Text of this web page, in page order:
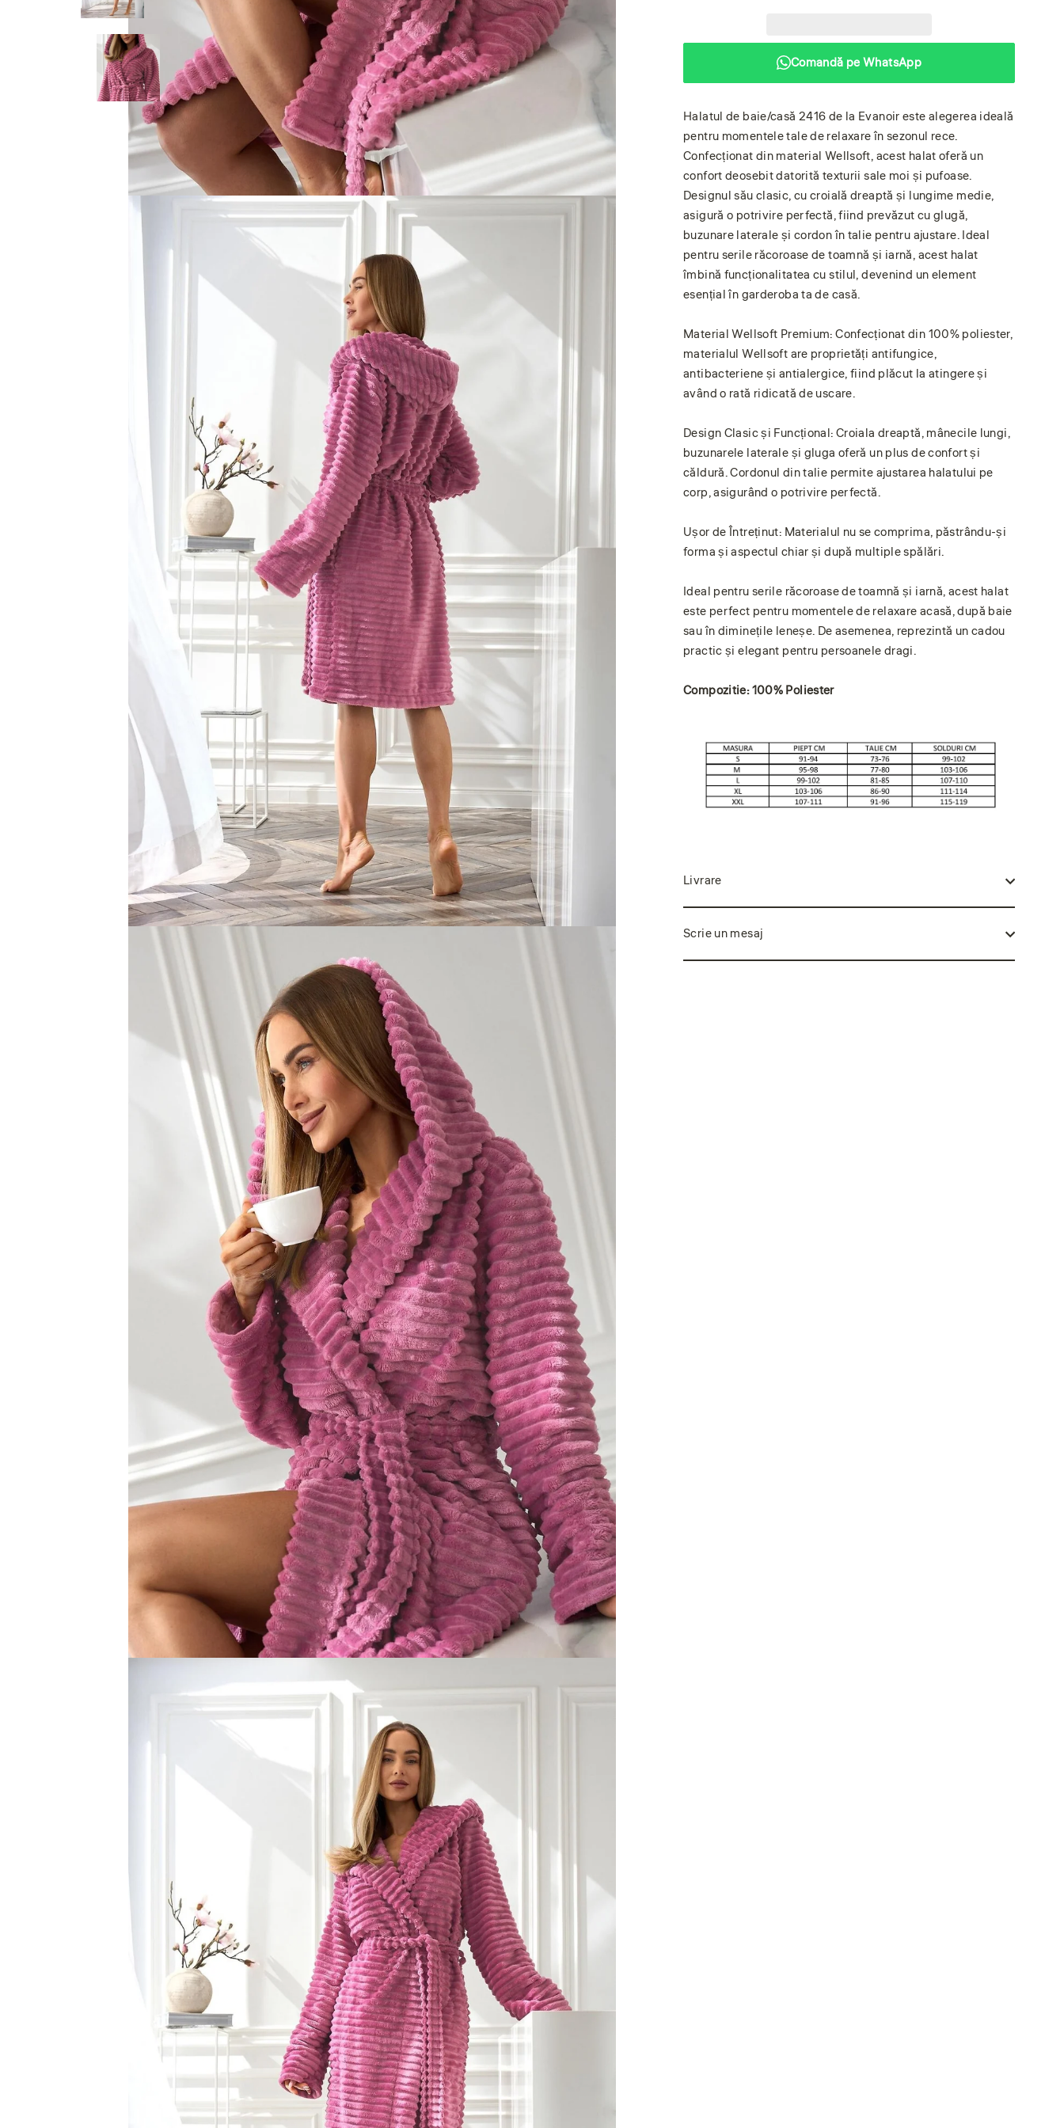
Comandă pe WhatsApp
Halatul de baie/casă 2416 de la Evanoir este alegerea ideală
pentru momentele tale de relaxare în sezonul rece.
Confecționat din material Wellsoft, acest halat oferă un
confort deosebit datorită texturii sale moi și pufoase.
Designul său clasic, cu croială dreaptă și lungime medie,
asigură o potrivire perfectă, fiind prevăzut cu glugă,
buzunare laterale și cordon în talie pentru ajustare. Ideal
pentru serile răcoroase de toamnă și iarnă, acest halat
îmbină funcționalitatea cu stilul, devenind un element
esențial în garderoba ta de casă.
Material Wellsoft Premium: Confecționat din 100% poliester,
materialul Wellsoft are proprietăți antifungice,
antibacteriene și antialergice, fiind plăcut la atingere și
având o rată ridicată de uscare.
Design Clasic și Funcțional: Croiala dreaptă, mânecile lungi,
buzunarele laterale și gluga oferă un plus de confort și
căldură. Cordonul din talie permite ajustarea halatului pe
corp, asigurând o potrivire perfectă.
Ușor de Întreținut: Materialul nu se comprima, păstrându-și
forma și aspectul chiar și după multiple spălări.
Ideal pentru serile răcoroase de toamnă și iarnă, acest halat
este perfect pentru momentele de relaxare acasă, după baie
sau în diminețile leneșe. De asemenea, reprezintă un cadou
practic și elegant pentru persoanele dragi.
Compozitie: 100% Poliester
Livrare
Scrie un mesaj